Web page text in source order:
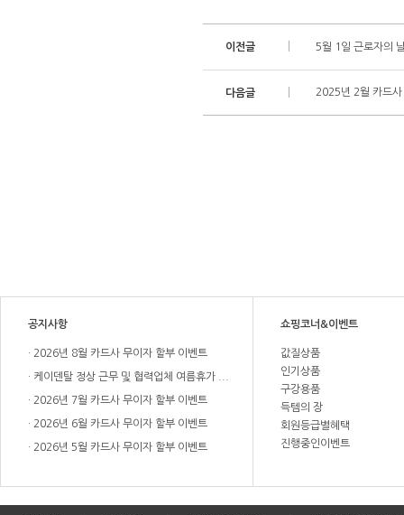
이전글 5월 1일 근로자의
다음글 2025년 2월 카드사
공지사항
2026년 8월 카드사 무이자 할부 이벤트
케이덴탈 정상 근무 및 협력업체 여름휴가 ...
2026년 7월 카드사 무이자 할부 이벤트
2026년 6월 카드사 무이자 할부 이벤트
2026년 5월 카드사 무이자 할부 이벤트
쇼핑코너&이벤트
값질상품
인기상품
구강용품
득템의 장
회원등급별혜택
진행중인이벤트